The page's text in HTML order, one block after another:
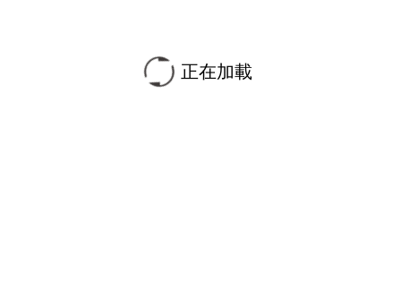
正在加載